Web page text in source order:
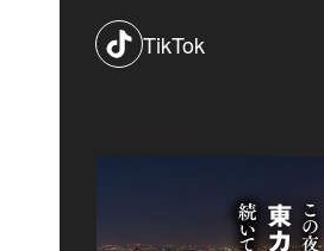
TikTok